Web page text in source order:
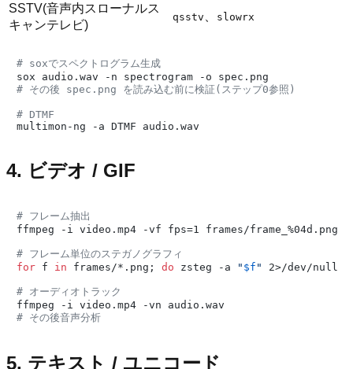
SSTV(音声内スローナルス
キャンテレビ)
qsstv slowrx
# soxでスペクトログラム生成
# その後 spec.png を読み込む前に検証(ステップ0参照)
# DTMF
4. ビデオ / GIF
# フレーム抽出
ffmpeg -i video.mp4 -vf fps=1 frames/frame_%04d.png
# フレーム単位のステガノグラフィ
for f in frames/*.png; do zsteg -a " $f " 2>/dev/null
# オーディオトラック
# その後音声分析
5. テキスト / ユニコード